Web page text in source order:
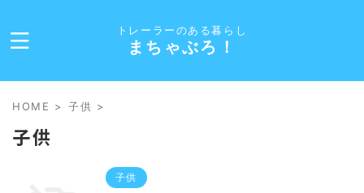
トレーラーのある暮らし
まちゃぶろ！
HOME > 子供 >
子供
子供